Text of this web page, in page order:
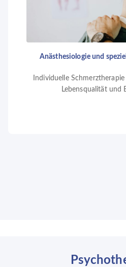
Anästhesiologie und
Individuelle
Lebensqualität und